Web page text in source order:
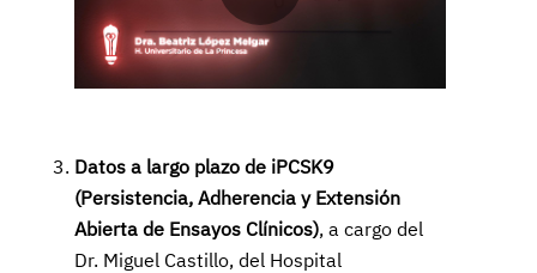
Play
Datos a largo plazo de iPCSK9
(Persistencia, Adherencia y Extensión
Abierta de Ensayos Clínicos), a cargo del
Dr. Miguel Castillo, del Hospital